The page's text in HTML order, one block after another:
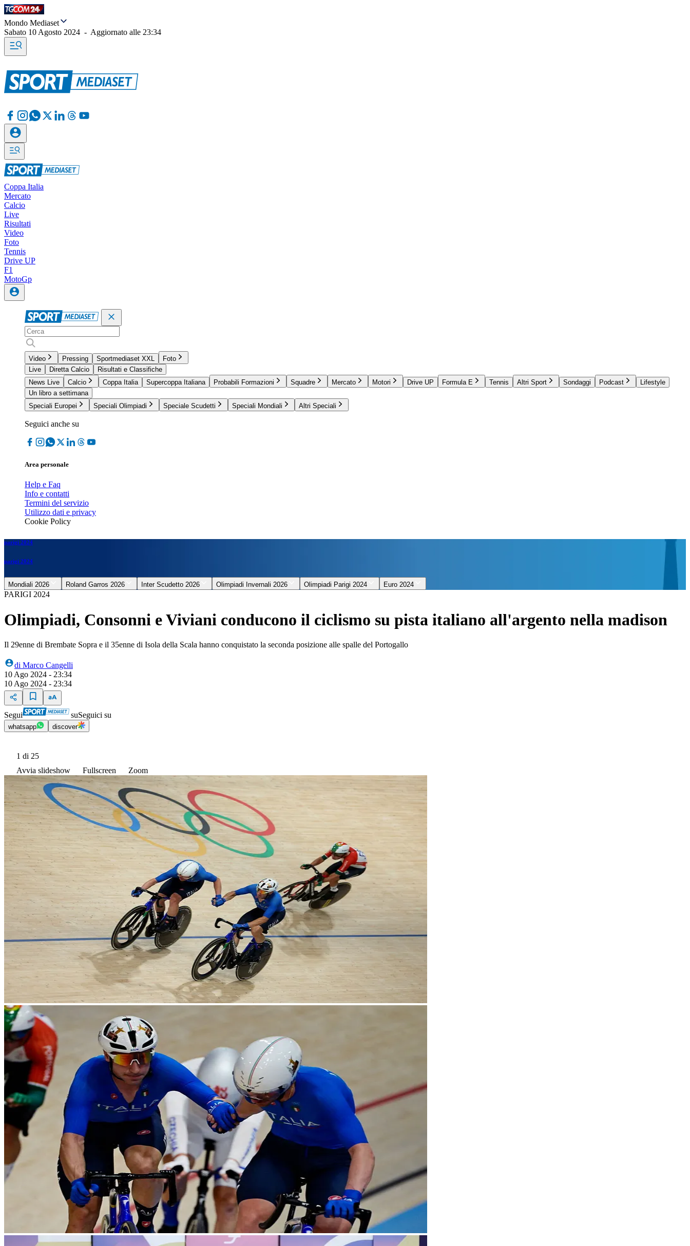
Mondo Mediaset
Sabato 10 Agosto 2024 - Aggiornato alle 23:34
Coppa Italia
Mercato
Calcio
Live
Risultati
Video
Foto
Tennis
Drive UP
F1
MotoGp
Video Pressing Sportmediaset XXL
Foto
Live
Diretta Calcio
Risultati e Classifiche
News Live
Calcio Coppa Italia Supercoppa Italiana Probabili Formazioni Squadre Mercato Motori Drive UP Formula E Tennis Altri Sport Sondaggi Podcast
Lifestyle
Un libro a settimana
Speciali Europei
Speciali Olimpiadi Speciale Scudetti Speciali Mondiali Altri Speciali
Seguici anche su
Area personale
Help e Faq
Info e contatti
Termini del servizio
Utilizzo dati e privacy
Cookie Policy
parigi 2024
parigi 2024
Mondiali 2026 Roland Garros 2026 Inter Scudetto 2026 Olimpiadi Invernali 2026 Olimpiadi Parigi 2024 Euro 2024
PARIGI 2024
Olimpiadi, Consonni e Viviani conducono il ciclismo su pista italiano all'argento nella madison
Il 29enne di Brembate Sopra e il 35enne di Isola della Scala hanno conquistato la seconda posizione alle spalle del Portogallo
di Marco Cangelli
10 Ago 2024 - 23:34
10 Ago 2024 - 23:34
Segui suSeguici su
whatsapp discover
1 di 25
Avvia slideshow
Fullscreen Zoom